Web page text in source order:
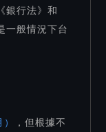
銀行法》和
一般情況下台
，但根據不